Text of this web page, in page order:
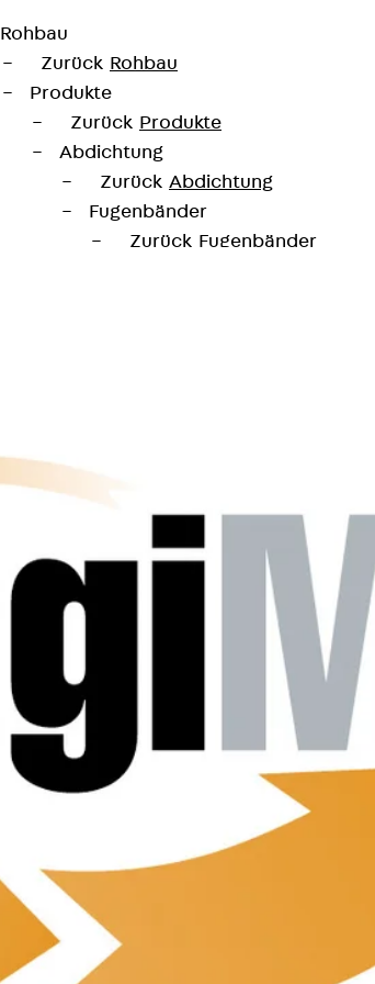
Rohbau
Zurück Rohbau
Produkte
Zurück Produkte
Abdichtung
Zurück Abdichtung
Fugenbänder
Zurück Fugenbänder
KUNEX® ABS
Fugenbänder Zubehör
Fugenbleche
PENTAFLEX KB® Agrar
PENTAFLEX® ABS
PENTAFLEX® OBS
PENTAFLEX® STK
PENTAFLEX® OPTI-
Fugenbleche Zubehör
Frischbetonverbundsysteme